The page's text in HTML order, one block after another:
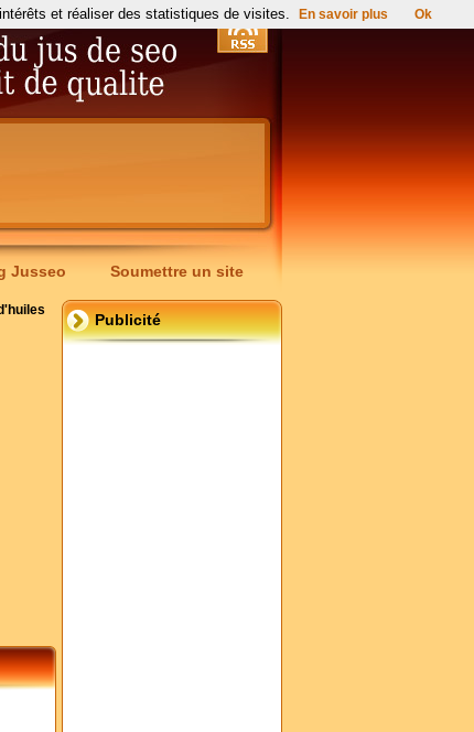
Jusseo Soumettre un site
Publicité
et réaliser des statistiques de visites. En savoir plus Ok